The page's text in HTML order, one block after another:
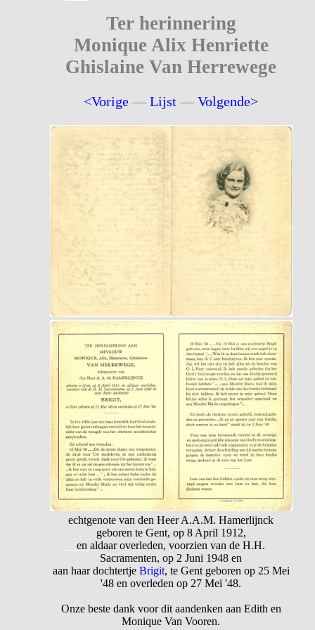
Ter herinnering
Monique Alix Henriette
Ghislaine Van Herrewege
<Vorige —Lijst —Volgende>
echtgenote van den Heer A.A.M. Hamerlijnck
geboren te Gent, op 8 April 1912,
en aldaar overleden, voorzien van de H.H.
Sacramenten, op 2 Juni 1948 en
aan haar dochtertje Brigit, te Gent geboren op 25 Mei
'48 en overleden op 27 Mei '48.
Onze beste dank voor dit aandenken aan Edith en
Monique Van Vooren.